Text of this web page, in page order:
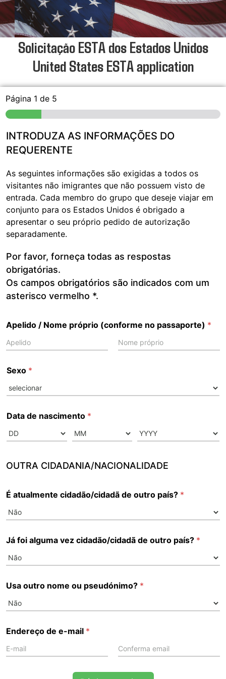
Solicitação ESTA dos Estados Unidos
United States ESTA application
Página 1 de 5
INTRODUZA AS INFORMAÇÕES DO
REQUERENTE
As seguintes informações são exigidas a todos os
visitantes não imigrantes que não possuem visto de
entrada. Cada membro do grupo que deseje viajar em
conjunto para os Estados Unidos é obrigado a
apresentar o seu próprio pedido de autorização
separadamente.
Por favor, forneça todas as respostas
obrigatórias.
Os campos obrigatórios são indicados com um
asterisco vermelho *.
Apelido / Nome próprio (conforme no passaporte) *
Sexo *
Data de nascimento *
OUTRA CIDADANIA/NACIONALIDADE
É atualmente cidadão/cidadã de outro país? *
Já foi alguma vez cidadão/cidadã de outro país? *
Usa outro nome ou pseudónimo? *
Endereço de e-mail *